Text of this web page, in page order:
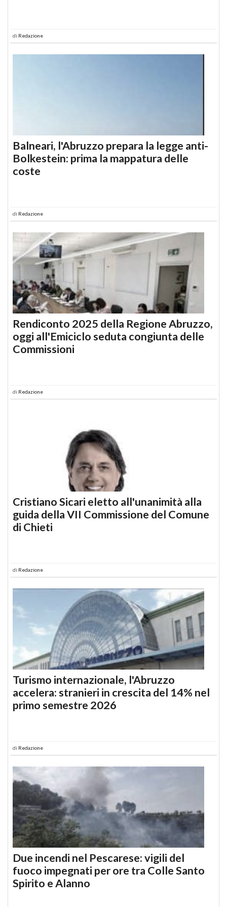
di Redazione
Balneari, l'Abruzzo prepara la legge anti-
Bolkestein: prima la mappatura delle
coste
di Redazione
Rendiconto 2025 della Regione Abruzzo,
oggi all'Emiciclo seduta congiunta delle
Commissioni
di Redazione
Cristiano Sicari eletto all'unanimità alla
guida della VII Commissione del Comune
di Chieti
di Redazione
Turismo internazionale, l'Abruzzo
accelera: stranieri in crescita del 14% nel
primo semestre 2026
di Redazione
Due incendi nel Pescarese: vigili del
fuoco impegnati per ore tra Colle Santo
Spirito e Alanno